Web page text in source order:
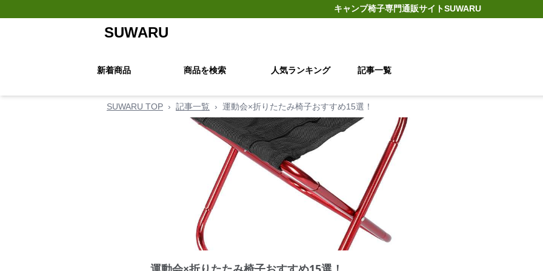
キャンプ椅子専門通販サイトSUWARU
SUWARU
新着商品 商品を検索 人気ランキング 記事一覧
SUWARU TOP › 記事一覧 › 運動会×折りたたみ椅子おすすめ15選！